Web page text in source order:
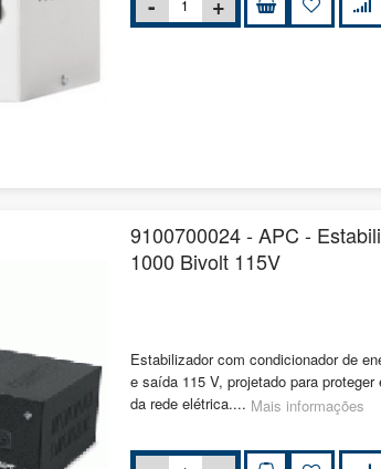
9100700024 - APC -
1000 Bivolt 115V
Estabilizador com condicionador de
e saída 115 V, projetado para
da rede elétrica.... Mais informações